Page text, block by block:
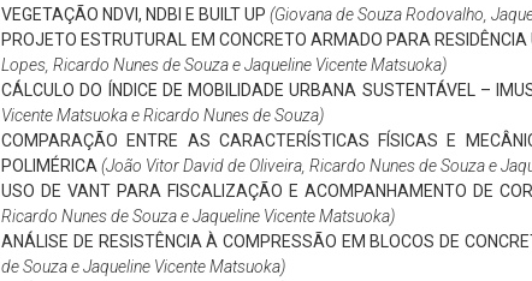
VEGETAÇÃO NDVI, NDBI E BUILT UP (Giovana de Souza Rodovalho,
PROJETO ESTRUTURAL EM CONCRETO ARMADO PARA
Lopes, Ricardo Nunes de Souza e Jaqueline Vicente Matsuoka)
CÁLCULO DO ÍNDICE DE MOBILIDADE URBANA SUSTENTÁVEL –
Vicente Matsuoka e Ricardo Nunes de Souza)
COMPARAÇÃO ENTRE AS CARACTERÍSTICAS FÍSICAS E
POLIMÉRICA (João Vitor David de Oliveira, Ricardo Nunes de Souza e
USO DE VANT PARA FISCALIZAÇÃO E ACOMPANHAMENTO DE
Ricardo Nunes de Souza e Jaqueline Vicente Matsuoka)
ANÁLISE DE RESISTÊNCIA À COMPRESSÃO EM BLOCOS DE
de Souza e Jaqueline Vicente Matsuoka)